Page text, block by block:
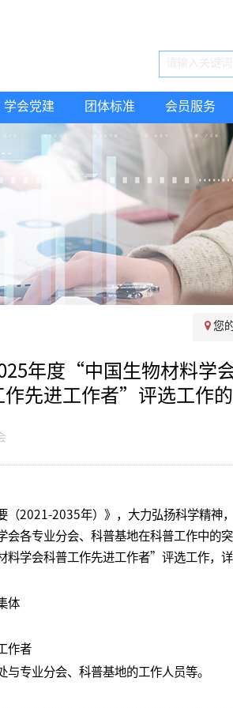
学会党建 团体标准 会员服务
您
年度“中国生物材料学
先进工作者”评选工作的
（2021-2035年）》，大力弘扬科学精神
会各专业分会、科普基地在科普工作中的
学会科普工作先进工作者”评选工作，详
体
作者
专业分会、科普基地的工作人员等。